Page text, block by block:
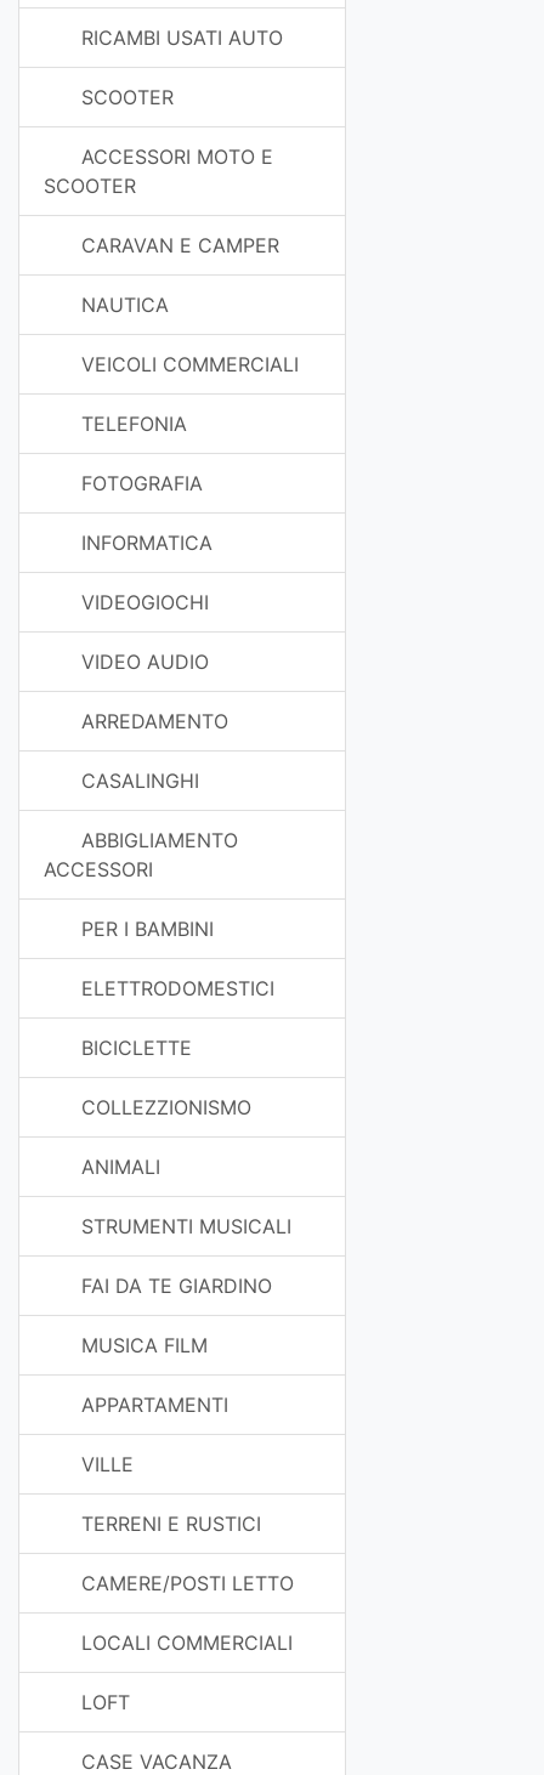
RICAMBI USATI AUTO
SCOOTER
ACCESSORI MOTO E
SCOOTER
CARAVAN E CAMPER
NAUTICA
VEICOLI COMMERCIALI
TELEFONIA
FOTOGRAFIA
INFORMATICA
VIDEOGIOCHI
VIDEO AUDIO
ARREDAMENTO
CASALINGHI
ABBIGLIAMENTO
ACCESSORI
PER I BAMBINI
ELETTRODOMESTICI
BICICLETTE
COLLEZZIONISMO
ANIMALI
STRUMENTI MUSICALI
FAI DA TE GIARDINO
MUSICA FILM
APPARTAMENTI
VILLE
TERRENI E RUSTICI
CAMERE/POSTI LETTO
LOCALI COMMERCIALI
LOFT
CASE VACANZA